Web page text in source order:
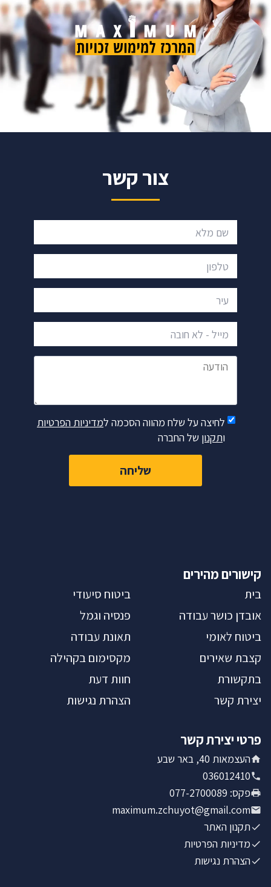
צור קשר
שם מלא
טלפון
עיר
מייל - לא חובה
הודעה
לחיצה על שלח מהווה הסכמה למדיניות הפרטיות
ותקנון של החברה
שליחה
קישורים מהירים
בית
ביטוח סיעודי
אובדן כושר עבודה
פנסיה וגמל
ביטוח לאומי
תאונת עבודה
קצבת שאירים
מקסימום בקהילה
בתקשורת
חוות דעת
יצירת קשר
הצהרת נגישות
פרטי יצירת קשר
העצמאות 40, באר שבע
036012410
פקס:
077-2700089
maximum.zchuyot@gmail.com
תקנון האתר
מדיניות הפרטיות
הצהרת נגישות